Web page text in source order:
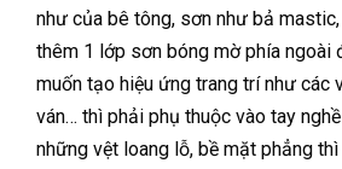
như của bê tông, sơn như bả
thêm 1 lớp sơn bóng mờ phía ngoài
muốn tạo hiệu ứng trang trí như các
ván… thì phải phụ thuộc vào tay
những vệt loang lỗ, bề mặt phẳng